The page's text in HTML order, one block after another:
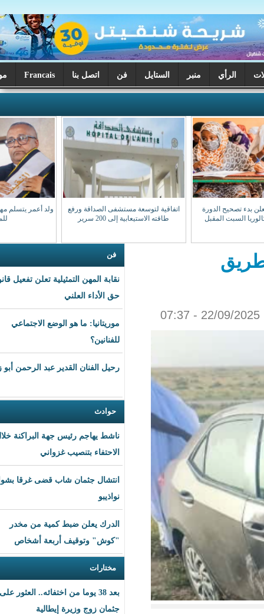
الستايل فن اتصل بنا Francais موريتانيا اليوم
اتفاقية لتوسعة مستشفى الصداقة ورفع
طاقته الاستيعابية إلى 200 سرير
ولد أعمر يتسلم مهامه نقيبا للهيئة الوطنية
نقابة المهن التمثيلية تعلن تفعيل قانون
موريتانيا: ما هو الوضع الاجتماعي
رحيل الفنان القدير عبد الرحمن أبو زهرة
ناشط يهاجم رئيس جهة البراكنة خلال
الاحتفاء بتنصيب غزواني
انتشال جثمان شاب قضى غرقا بشواطئ
نواذيبو
الدرك يعلن ضبط كمية من مخدر
"كوش" وتوقيف أربعة أشخاص
مختارات
بعد 38 يوما من اختفائه.. العثور على
جثمان زوج وزيرة إيطالية